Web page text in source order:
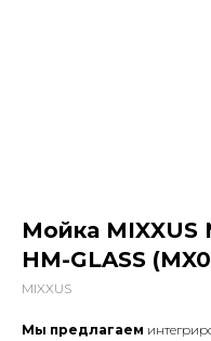
Мойка MIXXUS
HM-GLASS
MIXXUS
Мы предлагаем